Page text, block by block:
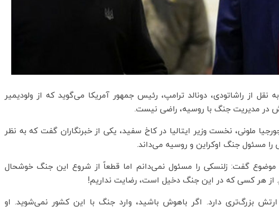
نقل از راشاتودی، دونالد ترامپ، رئیس جمهور آمریکا می‌گوید که از ولودیمیر
در مدیریت جنگ با روسیه، راضی نیست.
ملونی، نخست وزیر ایتالیا در کاخ سفید، یکی از خبرنگاران گفت که به نظر
مسئول جنگ اوکراین و روسیه می‌داند.
موضوع گفت: زلنسکی را مسئول نمی‌دانم اما قطعاً از شروع این جنگ خوشحال
از هر کسی که در این جنگ دخیل است، رضایت نداریم!
بزرگ‌تری دارد. اگر باهوش باشید، وارد جنگ با این کشور نمی‌شوید. او